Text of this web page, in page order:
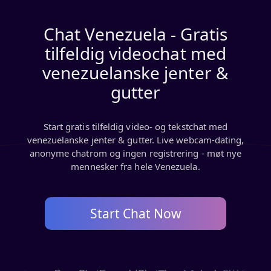
Chat Venezuela - Gratis
tilfeldig videochat med
venezuelanske jenter &
gutter
Start gratis tilfeldig video- og tekstchat med
venezuelanske jenter & gutter. Live webcam-dating,
anonyme chatrom og ingen registrering - møt nye
mennesker fra hele Venezuela.
Start Chat Now